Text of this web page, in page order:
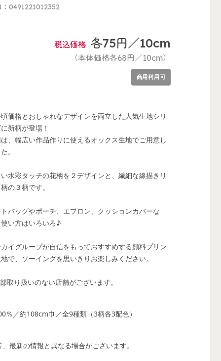
0491221012352
税込価格 各75円／10cm
（本体価格各68円／10cm）
商用利用可
価格とおしゃれなデザインを両立した人気生地シリ
新柄が登場！
、幅広い作品作りに使えるオックス生地でご用意し
。
水彩タッチの花柄を２デザインと、繊細な線描きリ
の３柄です。
バッグやポーチ、エプロン、クッションカバーな
い方はいろいろ♪
イグループが自信をもっておすすめする顔料プリン
で、ソーイングを思いきりお楽しみください。
取り扱いのない店舗がございます。
％／約108cm巾／全9種類（3柄各3配色）
最新の情報と異なる場合がございます。